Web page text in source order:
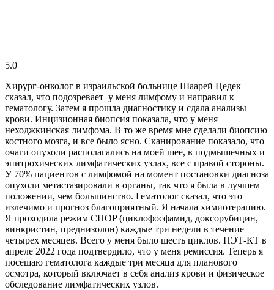
5.0
Хирург-онколог в израильской больнице Шаарей Цедек
сказал, что подозревает у меня лимфому и направил к
гематологу. Затем я прошла диагностику и сдала анализы
крови. Инцизионная биопсия показала, что у меня
неходжкинская лимфома. В то же время мне сделали биопсию
костного мозга, и все было ясно. Сканирование показало, что
очаги опухоли располагались на моей шее, в подмышечных и
эпитрохических лимфатических узлах, все с правой стороны.
У 70% пациентов с лимфомой на момент постановки диагноза
опухоли метастазировали в органы, так что я была в лучшем
положении, чем большинство. Гематолог сказал, что это
излечимо и прогноз благоприятный. Я начала химиотерапию.
Я проходила режим CHOP (циклофосфамид, доксорубицин,
винкристин, преднизолон) каждые три недели в течение
четырех месяцев. Всего у меня было шесть циклов. ПЭТ-КТ в
апреле 2022 года подтвердило, что у меня ремиссия. Теперь я
посещаю гематолога каждые три месяца для планового
осмотра, который включает в себя анализ крови и физическое
обследование лимфатических узлов.